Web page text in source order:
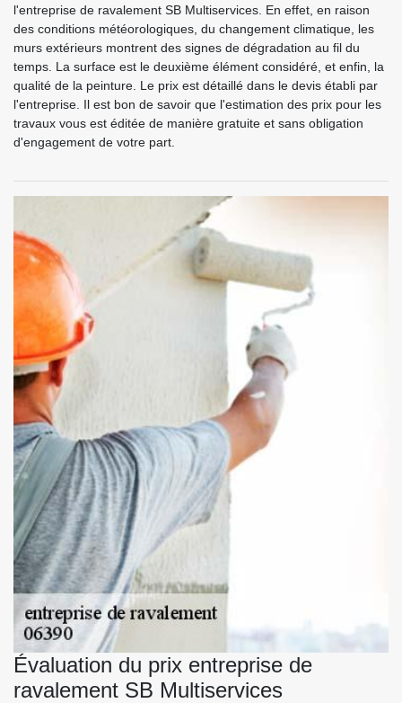
l'entreprise de ravalement SB Multiservices. En effet, en raison
des conditions météorologiques, du changement climatique, les
murs extérieurs montrent des signes de dégradation au fil du
temps. La surface est le deuxième élément considéré, et enfin, la
qualité de la peinture. Le prix est détaillé dans le devis établi par
l'entreprise. Il est bon de savoir que l'estimation des prix pour les
travaux vous est éditée de manière gratuite et sans obligation
d'engagement de votre part.
Évaluation du prix entreprise de
ravalement SB Multiservices